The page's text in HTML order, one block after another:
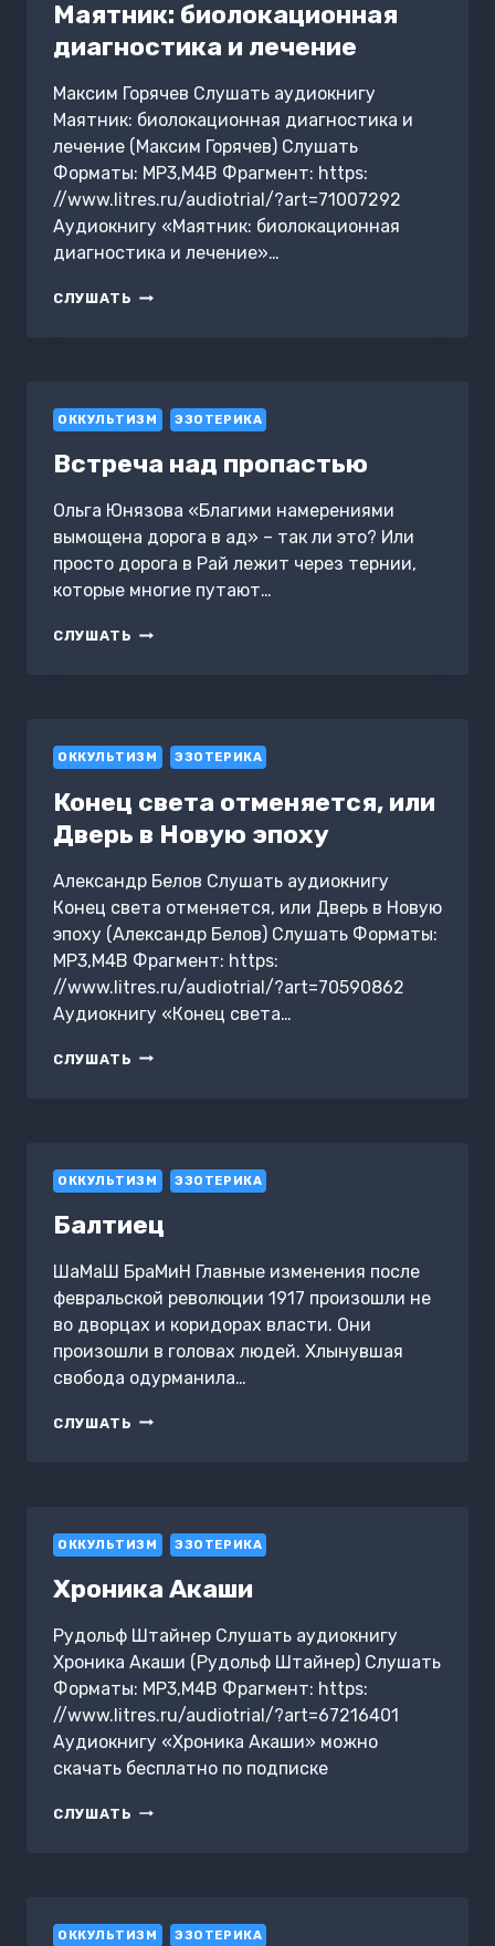
I:
ВАРИАНТОВ
Маятник: биолокационная
диагностика и лечение
Максим Горячев Слушать аудиокнигу
Маятник: биолокационная диагностика и
лечение (Максим Горячев) Слушать
Форматы: MP3,M4B Фрагмент: https:
//www.litres.ru/audiotrial/?art=71007292
Аудиокнигу «Маятник: биолокационная
диагностика и лечение»…
СЛУШАТЬ МАЯТНИК:
ОККУЛЬТИЗМ ЭЗОТЕРИКА
Встреча над пропастью
Ольга Юнязова «Благими намерениями
вымощена дорога в ад» – так ли это? Или
просто дорога в Рай лежит через тернии,
которые многие путают…
СЛУШАТЬ ВСТРЕЧА
ОККУЛЬТИЗМ ЭЗОТЕРИКА
Конец света отменяется, или
Дверь в Новую эпоху
Александр Белов Слушать аудиокнигу
Конец света отменяется, или Дверь в Новую
эпоху (Александр Белов) Слушать Форматы:
MP3,M4B Фрагмент: https:
//www.litres.ru/audiotrial/?art=70590862
Аудиокнигу «Конец света…
СЛУШАТЬ КОНЕЦ
НОВУЮ
ОККУЛЬТИЗМ ЭЗОТЕРИКА
Балтиец
ШаМаШ БраМиН Главные изменения после
февральской революции 1917 произошли не
во дворцах и коридорах власти. Они
произошли в головах людей. Хлынувшая
свобода одурманила…
СЛУШАТЬ БАЛТИЕЦ
ОККУЛЬТИЗМ ЭЗОТЕРИКА
Хроника Акаши
Рудольф Штайнер Слушать аудиокнигу
Хроника Акаши (Рудольф Штайнер) Слушать
Форматы: MP3,M4B Фрагмент: https:
//www.litres.ru/audiotrial/?art=67216401
Аудиокнигу «Хроника Акаши» можно
скачать бесплатно по подписке
СЛУШАТЬ ХРОНИКА
ОККУЛЬТИЗМ ЭЗОТЕРИКА